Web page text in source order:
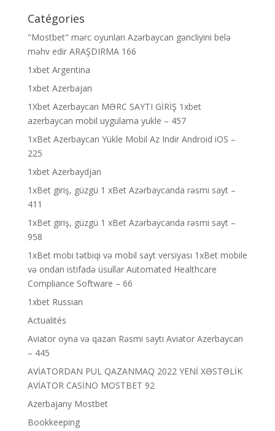
Catégories
"Mostbet" mərc oyunları Azərbaycan gəncliyini belə
məhv edir ARAŞDIRMA 166
1xbet Argentina
1xbet Azerbajan
1Xbet Azerbaycan MƏRC SAYTI GİRİŞ 1xbet
azerbaycan mobil uygulama yukle – 457
1xBet Azerbaycan Yükle Mobil Az Indir Android iOS –
225
1xbet Azerbaydjan
1xBet giriş, güzgü 1 xBet Azərbaycanda rəsmi sayt –
411
1xBet giriş, güzgü 1 xBet Azərbaycanda rəsmi sayt –
958
1xBet mobi tətbiqi və mobil sayt versiyası 1xBet mobile
və ondan istifadə üsullar Automated Healthcare
Compliance Software – 66
1xbet Russian
Actualités
Aviator oyna və qazan Rəsmi sayti Aviator Azerbaycan
– 445
AVİATORDAN PUL QAZANMAQ 2022 YENİ XƏSTƏLİK
AVİATOR CASİNO MOSTBET 92
Azerbajany Mostbet
Bookkeeping